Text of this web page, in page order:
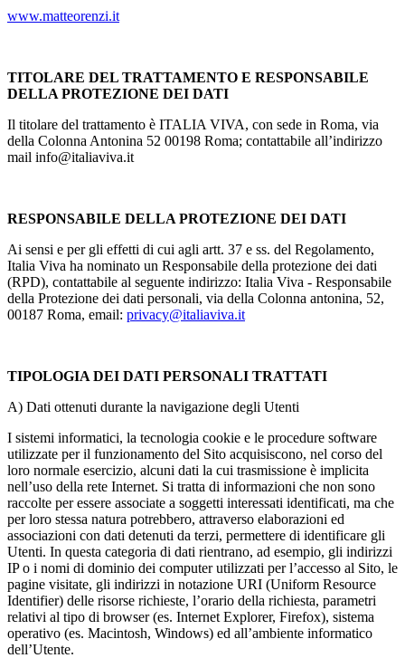
www.matteorenzi.it
TITOLARE DEL TRATTAMENTO E RESPONSABILE
DELLA PROTEZIONE DEI DATI
Il titolare del trattamento è ITALIA VIVA, con sede in Roma, via
della Colonna Antonina 52 00198 Roma; contattabile all’indirizzo
mail info@italiaviva.it
RESPONSABILE DELLA PROTEZIONE DEI DATI
Ai sensi e per gli effetti di cui agli artt. 37 e ss. del Regolamento,
Italia Viva ha nominato un Responsabile della protezione dei dati
(RPD), contattabile al seguente indirizzo: Italia Viva - Responsabile
della Protezione dei dati personali, via della Colonna antonina, 52,
00187 Roma, email: privacy@italiaviva.it
TIPOLOGIA DEI DATI PERSONALI TRATTATI
A) Dati ottenuti durante la navigazione degli Utenti
I sistemi informatici, la tecnologia cookie e le procedure software
utilizzate per il funzionamento del Sito acquisiscono, nel corso del
loro normale esercizio, alcuni dati la cui trasmissione è implicita
nell’uso della rete Internet. Si tratta di informazioni che non sono
raccolte per essere associate a soggetti interessati identificati, ma che
per loro stessa natura potrebbero, attraverso elaborazioni ed
associazioni con dati detenuti da terzi, permettere di identificare gli
Utenti. In questa categoria di dati rientrano, ad esempio, gli indirizzi
IP o i nomi di dominio dei computer utilizzati per l’accesso al Sito, le
pagine visitate, gli indirizzi in notazione URI (Uniform Resource
Identifier) delle risorse richieste, l’orario della richiesta, parametri
relativi al tipo di browser (es. Internet Explorer, Firefox), sistema
operativo (es. Macintosh, Windows) ed all’ambiente informatico
dell’Utente.